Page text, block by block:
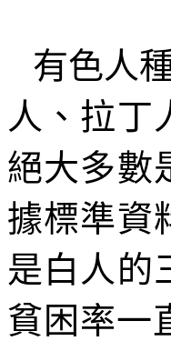
有色人
人、拉丁
絕大多數
據標準資
是白人的
貧困率一